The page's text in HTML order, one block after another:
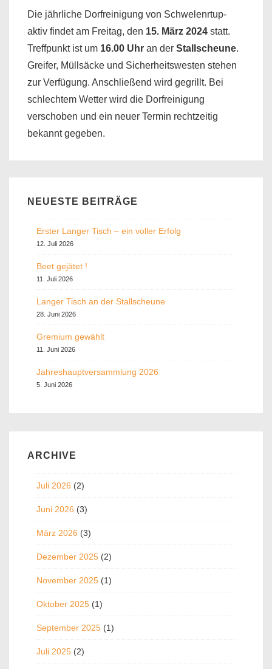
Die jährliche Dorfreinigung von Schwelenrtup-
aktiv findet am Freitag, den 15. März 2024 statt.
Treffpunkt ist um 16.00 Uhr an der Stallscheune.
Greifer, Müllsäcke und Sicherheitswesten stehen
zur Verfügung. Anschließend wird gegrillt. Bei
schlechtem Wetter wird die Dorfreinigung
verschoben und ein neuer Termin rechtzeitig
bekannt gegeben.
NEUESTE BEITRÄGE
Erster Langer Tisch – ein voller Erfolg
12. Juli 2026
Beet gejätet !
11. Juli 2026
Langer Tisch an der Stallscheune
28. Juni 2026
Gremium gewählt
11. Juni 2026
Jahreshauptversammlung 2026
5. Juni 2026
ARCHIVE
Juli 2026 (2)
Juni 2026 (3)
März 2026 (3)
Dezember 2025 (2)
November 2025 (1)
Oktober 2025 (1)
September 2025 (1)
Juli 2025 (2)